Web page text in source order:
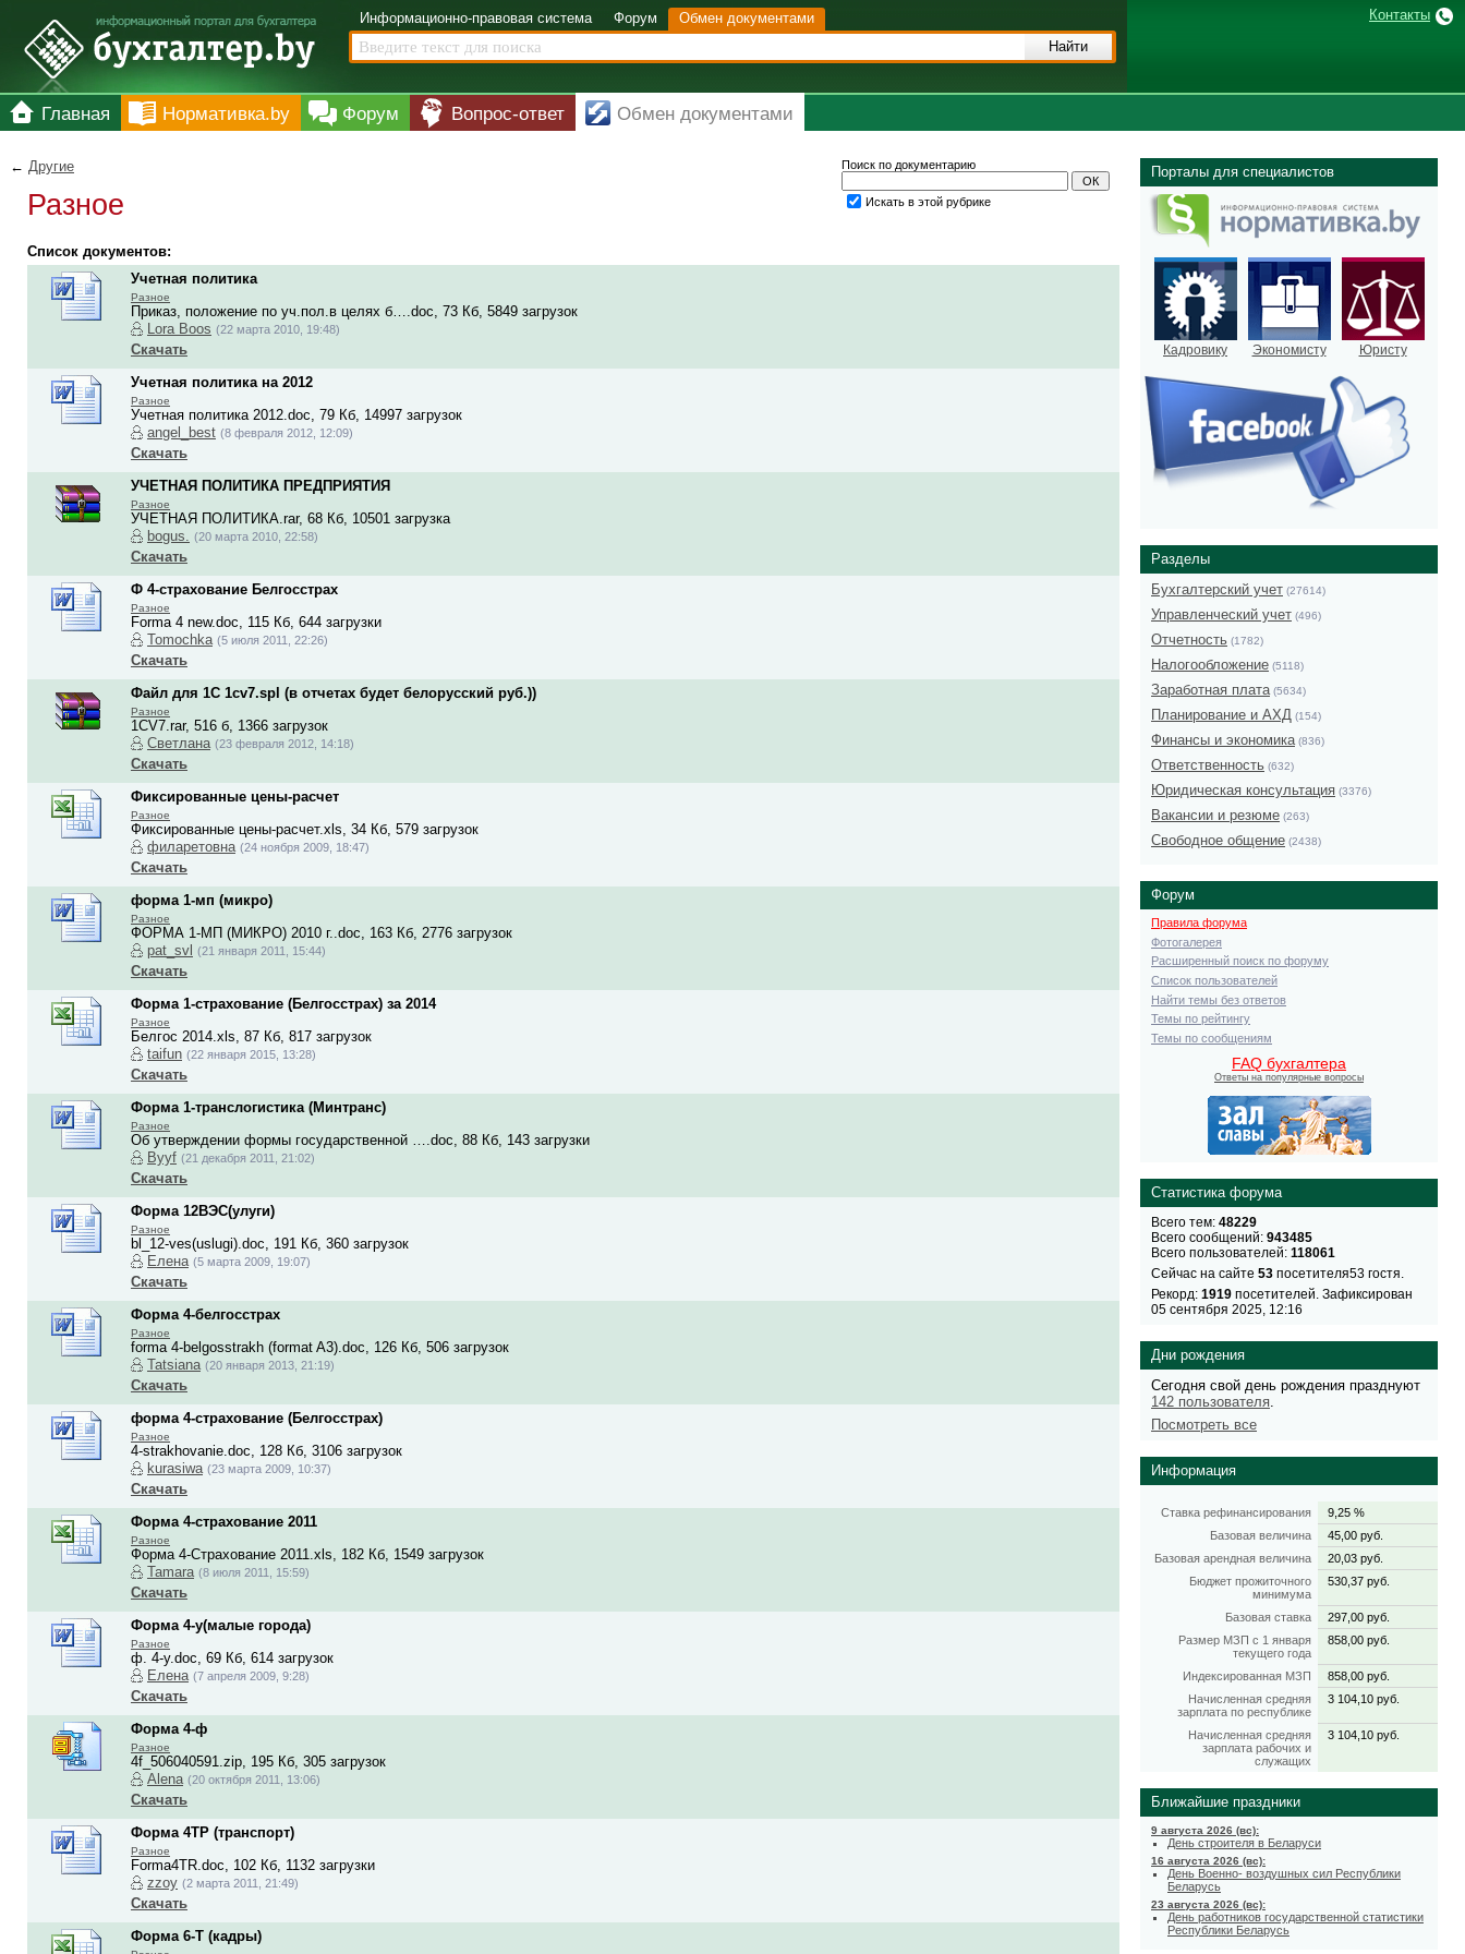
Информационно-правовая система Форум Обмен документами Контакты
Главная Нормативка.by Форум Вопрос-ответ Обмен документами
Поиск по документарию
Искать в этой рубрике
← Другие
Разное
Список документов:
Учетная политика
Разное
Приказ, положение по уч.пол.в целях б….doc, 73 Кб, 5849 загрузок
Lora Boos (22 марта 2010, 19:48)
Скачать
Учетная политика на 2012
Разное
Учетная политика 2012.doc, 79 Кб, 14997 загрузок
angel_best (8 февраля 2012, 12:09)
Скачать
УЧЕТНАЯ ПОЛИТИКА ПРЕДПРИЯТИЯ
Разное
УЧЕТНАЯ ПОЛИТИКА.rar, 68 Кб, 10501 загрузка
bogus.
(20 марта 2010, 22:58)
Скачать
Ф 4-страхование Белгосстрах
Разное
Forma 4 new.doc, 115 Кб, 644 загрузки
Tomochka (5 июля 2011, 22:26)
Скачать
Файл для 1С 1cv7.spl (в отчетах будет белорусский руб.))
Разное
1CV7.rar, 516 б, 1366 загрузок
Светлана (23 февраля 2012, 14:18)
Скачать
Фиксированные цены-расчет
Разное
Фиксированные цены-расчет.xls, 34 Кб, 579 загрузок
филаретовна (24 ноября 2009, 18:47)
Скачать
форма 1-мп (микро)
Разное
ФОРМА 1-МП (МИКРО) 2010 г..doc, 163 Кб, 2776 загрузок
pat_svl (21 января 2011, 15:44)
Скачать
Форма 1-страхование (Белгосстрах) за 2014
Разное
Белгос 2014.xls, 87 Кб, 817 загрузок
taifun (22 января 2015, 13:28)
Скачать
Форма 1-транслогистика (Минтранс)
Разное
Об утверждении формы государственной ….doc, 88 Кб, 143 загрузки
Вyyf (21 декабря 2011, 21:02)
Скачать
Форма 12ВЭС(улуги)
Разное
bl_12-ves(uslugi).doc, 191 Кб, 360 загрузок
Елена (5 марта 2009, 19:07)
Скачать
Форма 4-белгосстрах
Разное
forma 4-belgosstrakh (format A3).doc, 126 Кб, 506 загрузок
Tatsiana (20 января 2013, 21:19)
Скачать
форма 4-страхование (Белгосстрах)
Разное
4-strakhovanie.doc, 128 Кб, 3106 загрузок
kurasiwa (23 марта 2009, 10:37)
Скачать
Форма 4-страхование 2011
Разное
Форма 4-Страхование 2011.xls, 182 Кб, 1549 загрузок
Tamara (8 июля 2011, 15:59)
Скачать
Форма 4-у(малые города)
Разное
ф. 4-у.doc, 69 Кб, 614 загрузок
Елена (7 апреля 2009, 9:28)
Скачать
Форма 4-ф
Разное
4f_506040591.zip, 195 Кб, 305 загрузок
Alena (20 октября 2011, 13:06)
Скачать
Форма 4ТР (транспорт)
Разное
Forma4TR.doc, 102 Кб, 1132 загрузки
zzoy (2 марта 2011, 21:49)
Скачать
Форма 6-Т (кадры)
Порталы для специалистов
Кадровику Экономисту Юристу
Разделы
Бухгалтерский учет (27614)
Управленческий учет (496)
Отчетность (1782)
Налогообложение (5118)
Заработная плата(5634)
Планирование и АХД (154)
Финансы и экономика(836)
Ответственность (632)
Юридическая консультация (3376)
Вакансии и резюме (263)
Свободное общение (2438)
Форум
Правила форума
Фотогалерея
Расширенный поиск по форуму
Список пользователей
Найти темы без ответов
Темы по рейтингу
Темы по сообщениям
FAQ бухгалтера
Ответы на популярные вопросы
Статистика форума
Всего тем: 48229
Всего сообщений: 943485
Всего пользователей: 118061
Сейчас на сайте 53 посетителя53 гостя.
Рекорд: 1919 посетителей. Зафиксирован
05 сентября 2025, 12:16
Дни рождения
Сегодня свой день рождения празднуют
142 пользователя.
Посмотреть все
Информация
Ставка рефинансирования
9,25 %
Базовая величина
45,00 руб.
Базовая арендная величина
20,03 руб.
Бюджет прожиточного
минимума
530,37 руб.
Базовая ставка
297,00 руб.
Размер МЗП с 1 января
текущего года
858,00 руб.
Индексированная МЗП
858,00 руб.
Начисленная средняя
зарплата по республике
3 104,10 руб.
Начисленная средняя
зарплата рабочих и
служащих
3 104,10 руб.
Ближайшие праздники
9 августа 2026 (вс):
День строителя в Беларуси
16 августа 2026 (вс):
День Военно- воздушных сил Республики
Беларусь
23 августа 2026 (вс):
День работников государственной статистики
Республики Беларусь